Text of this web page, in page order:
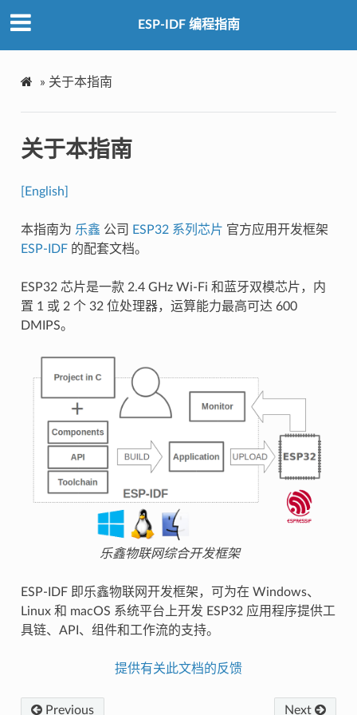
ESP-IDF 编程指南
» 关于本指南
关于本指南
[English]
本指南为 乐鑫 公司 ESP32 系列芯片 官方应用开发框架
ESP-IDF的配套文档。
ESP32 芯片是一款 2.4 GHz Wi-Fi 和蓝牙双模芯片，内
置 1 或 2 个 32 位处理器，运算能力最高可达 600
DMIPS。
乐鑫物联网综合开发框架
ESP-IDF 即乐鑫物联网开发框架，可为在 Windows、
Linux 和 macOS 系统平台上开发 ESP32 应用程序提供工
具链、API、组件和工作流的支持。
提供有关此文档的反馈
Next
Previous